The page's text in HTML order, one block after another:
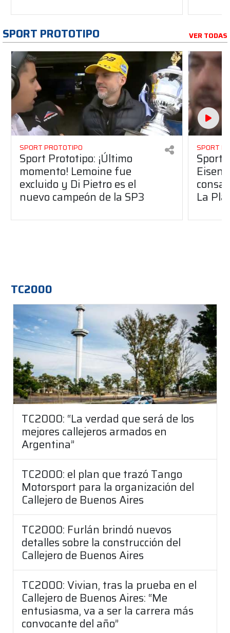
SPORT PROTOTIPO VER TODAS
SPORT PROTOTIPO
Sport Prototipo: ¡Último
momento! Lemoine fue
excluido y Di Pietro es el
nuevo campeón de la SP3
SPORT
Sport
La
TC2000
TC2000: “La verdad que será de los
mejores callejeros armados en
Argentina”
TC2000: el plan que trazó Tango
Motorsport para la organización del
Callejero de Buenos Aires
TC2000: Furlán brindó nuevos
detalles sobre la construcción del
Callejero de Buenos Aires
TC2000: Vivian, tras la prueba en el
Callejero de Buenos Aires: “Me
entusiasma, va a ser la carrera más
convocante del año”